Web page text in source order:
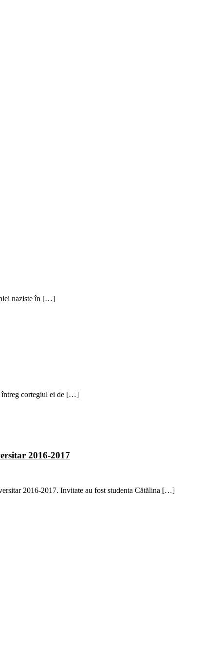
naziste în […]
întreg cortegiul ei de […]
2016-2017
2016-2017. Invitate au fost studenta Cătălina […]